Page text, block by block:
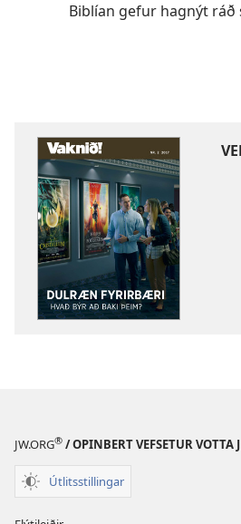
Biblían gefur hagnýt ráð
JW.ORG® / OPINBERT VEFSETUR VOTTA
Útlitsstillingar